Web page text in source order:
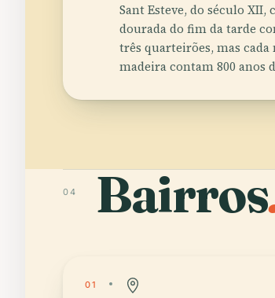
Sant Esteve, do século
dourada do fim da tarde
três quarteirões, mas
madeira contam 800 anos
04 Bairros
01